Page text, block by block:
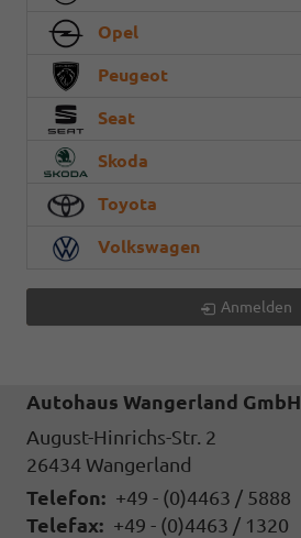
Opel
Peugeot
Seat
Skoda
Toyota
Volkswagen
Anmelden
Autohaus Wangerland GmbH
August-Hinrichs-Str. 2
26434 Wangerland
Telefon: +49 - (0)4463 / 5888
Telefax: +49 - (0)4463 / 1320